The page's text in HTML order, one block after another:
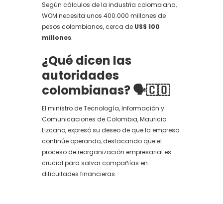
Según cálculos de la industria colombiana,
WOM necesita unos 400.000 millones de
pesos colombianos, cerca de US$ 100
millones.
¿Qué dicen las
autoridades
colombianas?🗣️🇨🇴
El ministro de Tecnología, Información y
Comunicaciones de Colombia, Mauricio
Lizcano, expresó su deseo de que la empresa
continúe operando, destacando que el
proceso de reorganización empresarial es
crucial para salvar compañías en
dificultades financieras.